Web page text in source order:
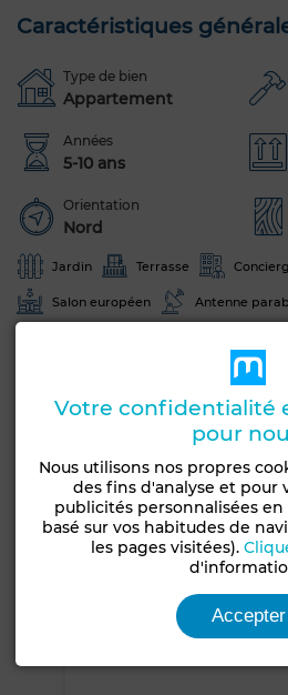
Caractéristiques
Type de bien
Appartement
Années
5-10 ans
Orientation
Nord
Jardin Terrasse
Salon européen Antenne
Machine à laver
Voir plus de photos
Votre confidentialité
pour
Nous utilisons nos propres
des fins d'analyse et pour
publicités personnalisées
basé sur vos habitudes de
les pages visitées).
Accepter